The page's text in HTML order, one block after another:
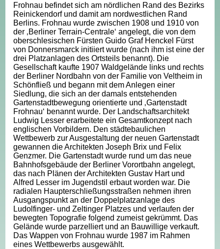
Frohnau befindet sich am nördlichen Rand des Bezirks
Reinickendorf und damit am nordwestlichen Rand
Berlins. Frohnau wurde zwischen 1908 und 1910 von
der ‚Berliner Terrain-Centrale‘ angelegt, die von dem
oberschlesischen Fürsten Guido Graf Henckel Fürst
von Donnersmarck initiiert wurde (nach ihm ist eine der
drei Platzanlagen des Ortsteils benannt). Die
Gesellschaft kaufte 1907 Waldgelände links und rechts
der Berliner Nordbahn von der Familie von Veltheim in
Schönfließ und begann mit dem Anlegen einer
Siedlung, die sich an der damals entstehenden
Gartenstadtbewegung orientierte und ‚Gartenstadt
Frohnau‘ benannt wurde. Der Landschaftsarchitekt
Ludwig Lesser erarbeitete ein Gesamtkonzept nach
englischen Vorbildern. Den städtebaulichen
Wettbewerb zur Ausgestaltung der neuen Gartenstadt
gewannen die Architekten Joseph Brix und Felix
Genzmer. Die Gartenstadt wurde rund um das neue
Bahnhofsgebäude der Berliner Vorortbahn angelegt,
das nach Plänen der Architekten Gustav Hart und
Alfred Lesser im Jugendstil erbaut worden war. Die
radialen Haupterschließungsstraßen nehmen ihren
Ausgangspunkt an der Doppelplatzanlage des
Ludolfinger- und Zeltinger Platzes und verlaufen der
bewegten Topografie folgend zumeist gekrümmt. Das
Gelände wurde parzelliert und an Bauwillige verkauft.
Das Wappen von Frohnau wurde 1987 im Rahmen
eines Wettbewerbs ausgewählt.